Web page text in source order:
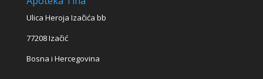
Ulica Heroja Izačića bb
77208 Izačić
Bosna i Hercegovina